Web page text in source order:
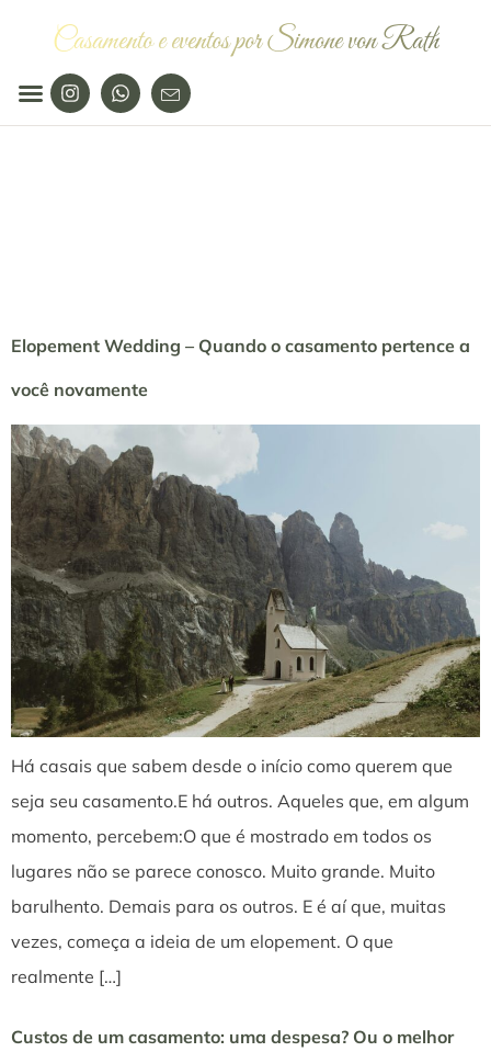
Casamento e eventos por Simone von Rath
Elopement Wedding – Quando o casamento pertence a
você novamente
Há casais que sabem desde o início como querem que
seja seu casamento.E há outros. Aqueles que, em algum
momento, percebem:O que é mostrado em todos os
lugares não se parece conosco. Muito grande. Muito
barulhento. Demais para os outros. E é aí que, muitas
vezes, começa a ideia de um elopement. O que
realmente […]
Custos de um casamento: uma despesa? Ou o melhor